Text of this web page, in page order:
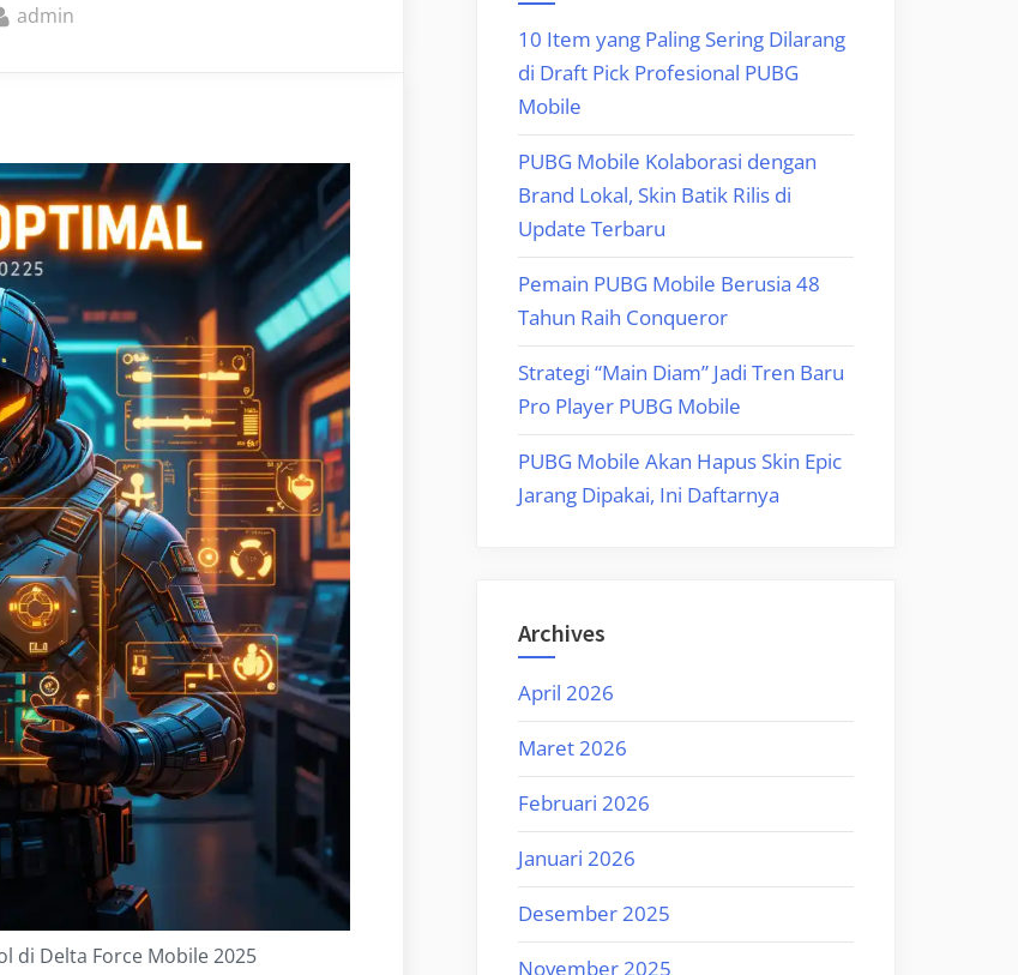
By
admin
di Delta Force Mobile 2025
10 Item yang Paling Sering Dilarang
di Draft Pick Profesional PUBG
Mobile
PUBG Mobile Kolaborasi dengan
Brand Lokal, Skin Batik Rilis di
Update Terbaru
Pemain PUBG Mobile Berusia 48
Tahun Raih Conqueror
Strategi “Main Diam” Jadi Tren Baru
Pro Player PUBG Mobile
PUBG Mobile Akan Hapus Skin Epic
Jarang Dipakai, Ini Daftarnya
Archives
April 2026
Maret 2026
Februari 2026
Januari 2026
Desember 2025
November 2025